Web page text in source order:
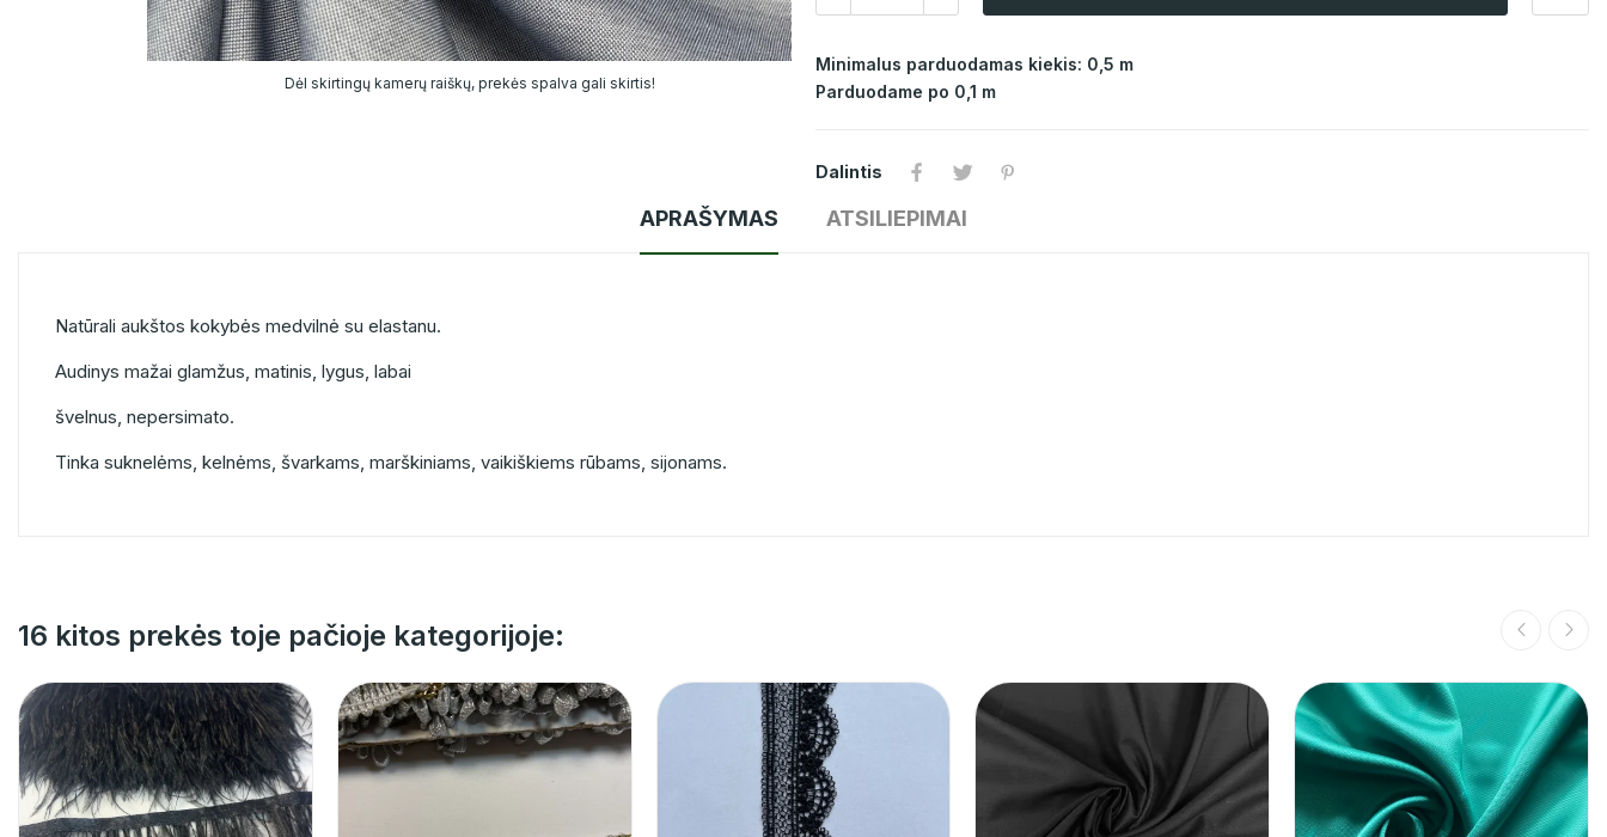
Dėl skirtingų kamerų raiškų, prekės spalva gali skirtis!
Minimalus parduodamas kiekis: 0,5 m
Parduodame po 0,1 m
Dalintis
APRAŠYMAS ATSILIEPIMAI
Natūrali aukštos kokybės medvilnė su elastanu.
Audinys mažai glamžus, matinis, lygus, labai
švelnus, nepersimato.
Tinka suknelėms, kelnėms, švarkams, marškiniams, vaikiškiems rūbams, sijonams.
16 kitos prekės toje pačioje kategorijoje: